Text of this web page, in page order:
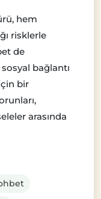
hem
risklerle
de
bağlantı
bir
arasında